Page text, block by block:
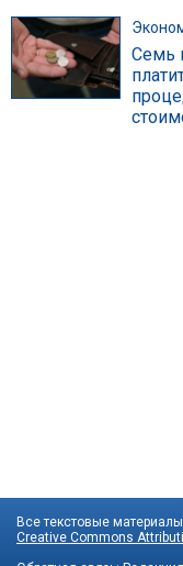
Семь
Все текстовые
Creative Commons